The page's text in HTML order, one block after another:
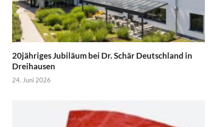
20jähriges Jubiläum bei Dr. Schär Deutschland in
Dreihausen
24. Juni 2026